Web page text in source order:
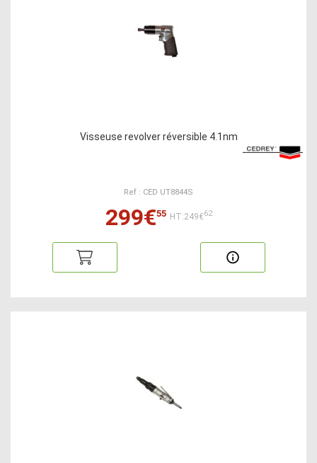
Visseuse revolver réversible 4.1nm
Ref : CED UT8844S
299€55 HT:249€62